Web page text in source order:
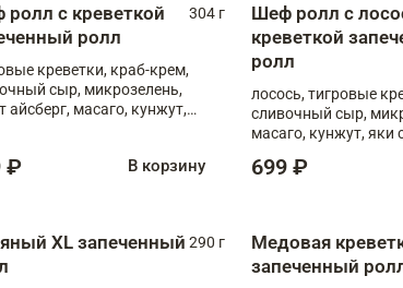
с креветкой
ролл
304 г
креветки, краб-крем,
сыр, микрозелень,
айсберг, масаго, кунжут,
₽ В корзину
Шеф ролл с
креветкой
ролл
лосось, тигровые
сливочный сыр,
масаго, кунжут, яки
699 ₽
XL запеченный 290 г
Медовая
запеченный